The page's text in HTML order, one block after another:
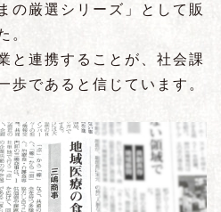
の厳選シリーズ」として販
。
と連携することが、社会課
歩であると信じています。